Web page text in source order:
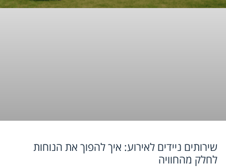
שירותים ניידים לאירוע: איך להפוך את הנוחות
לחלק מהחוויה